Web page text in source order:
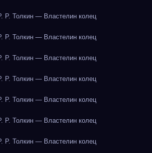
Р. Толкин — Властелин колец
Р. Толкин — Властелин колец
Р. Толкин — Властелин колец
Р. Толкин — Властелин колец
Р. Толкин — Властелин колец
Р. Толкин — Властелин колец
Р. Толкин — Властелин колец